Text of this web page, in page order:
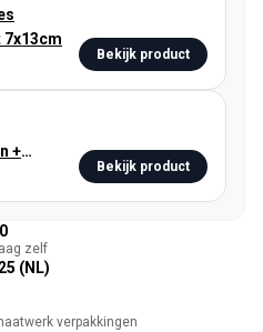
7x13cm
Bekijk product
+
Small
Bekijk product
zelf
(NL)
verpakkingen